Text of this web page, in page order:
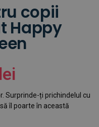
copii
Happy
lei
Surprinde-ți prichindelul cu
îl poarte în această